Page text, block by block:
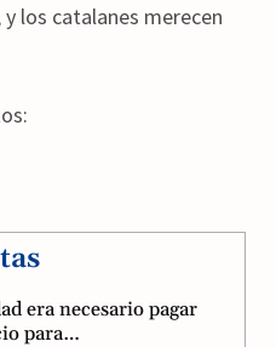
los catalanes merecen
era necesario pagar
para…